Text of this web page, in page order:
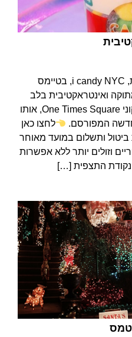
פעילות ממתקים אינטראקטיבית, i candy NYC, בטיימס
ואינטראקטיבית בלב
טיימס סקוור, בתוך הבניין האייקוני One Times Square, אותו
המפורסם.
לחצו כאן
ותשלום במועד מאוחר
וזולים יותר ללא אפשרות
התצפית […]